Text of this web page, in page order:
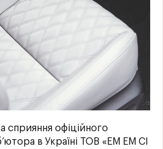
сприяння офіційного
в Україні ТОВ «ЕМ ЕМ СІ